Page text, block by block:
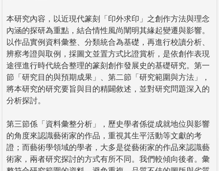
本研究內容，以近現代篆刻「印外求印」之創作方法與理念
內涵的探研為重點，結合情性風尚闡明其緣起變遷與影響。
以作品實例資料彙整、分類統合為基礎，再進行校讀分析、
辨察考證與取例，採圖文並置方式比證賞析，是依創作表現
途徑進行時代統合整理的篆刻創作發展史的基礎研究。第一
節「研究目的與預期成果」、第二節「研究範圍與方法」，
將本研究的研究要旨與目的精闢敘述，並對研究問題深入的
分析探討。
第三節係「資料彙整分析」，歷史學者係從成就地位與影響
的角度來認識藝術家的作品，重視其生平活動等文獻的考
證；而藝術學領域的學者，大多是從藝術家的作品來認識藝
術家，兩者研究探討的方式有所不同。我們較傾向後者。彙